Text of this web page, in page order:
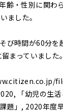
齢・性別に関わ
ました。
び時間が60分
まっていました。
「幼児の生活
題」, 2020年度